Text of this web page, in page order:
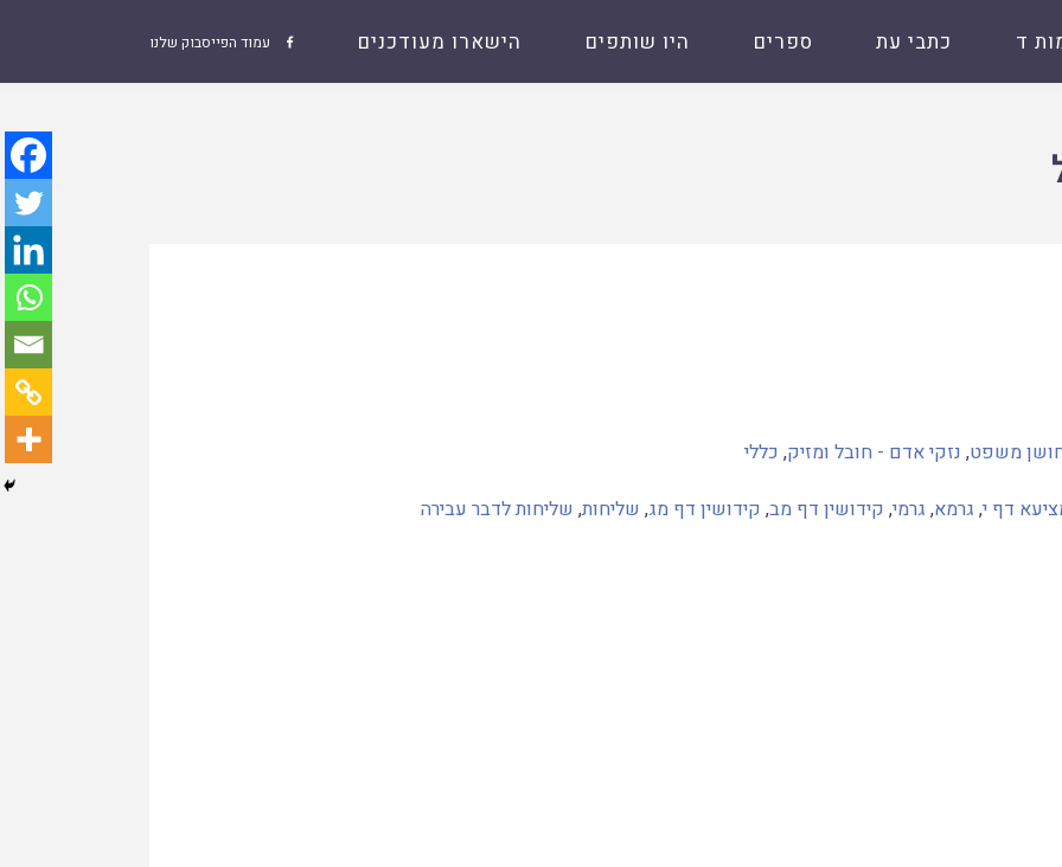
 עמוד הפייסבוק שלנו ד כתבי עת ספרים היו שותפים הישארו מעודכנים
משפט, נזקי אדם - חובל ומזיק, כללי
דף י, גרמא, גרמי, קידושין דף מב, קידושין דף מג, שליחות, שליחות לדבר עבירה